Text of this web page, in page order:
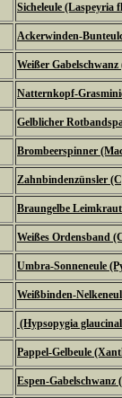
Sicheleule (Laspeyria
Ackerwinden-
Weißer
Natternkopf-
Gelblicher
Brombeerspinner
Zahnbindenzünsler
Braungelbe
Weißes Ordensband
Umbra-Sonneneule
Weißbinden-
(Hypsopygia
Pappel-Gelbeule
Espen-Gabelschwanz